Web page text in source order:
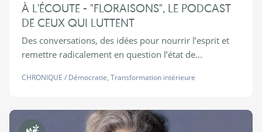
À L'ÉCOUTE - "FLORAISONS", LE PODCAST
DE CEUX QUI LUTTENT
Des conversations, des idées pour nourrir l’esprit et
remettre radicalement en question l’état de...
CHRONIQUE / Démocratie, Transformation intérieure
Non Violence